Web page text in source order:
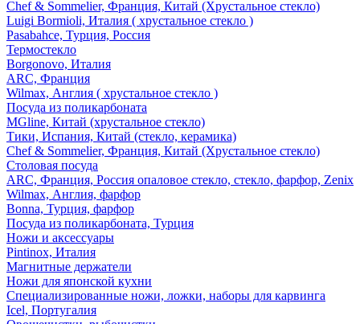
Chef & Sommelier, Франция, Китай (Хрустальное стекло)
Luigi Bormioli, Италия ( хрустальное стекло )
Pasabahce, Турция, Россия
Термостекло
Borgonovo, Италия
ARC, Франция
Wilmax, Англия ( хрустальное стекло )
Посуда из поликарбоната
MGline, Китай (хрустальное стекло)
Тики, Испания, Китай (стекло, керамика)
Chef & Sommelier, Франция, Китай (Хрустальное стекло)
Столовая посуда
ARC, Франция, Россия опаловое стекло, стекло, фарфор, Zenix
Wilmax, Англия, фарфор
Bonna, Турция, фарфор
Посуда из поликарбоната, Турция
Ножи и аксессуары
Pintinox, Италия
Магнитные держатели
Ножи для японской кухни
Специализированные ножи, ложки, наборы для карвинга
Icel, Португалия